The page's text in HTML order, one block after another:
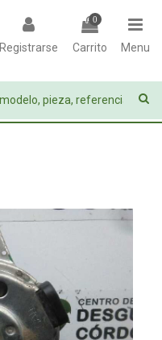
Registrarse
0
Carrito Menu